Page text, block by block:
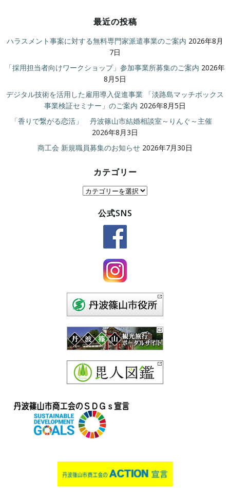
最近の投稿
ハラスメント事案に対する無料専門家派遣事業のご案内 2026年8月
7日
「採用担当者向けワークショップ」参加事業所募集のご案内 2026年
8月5日
デジタル技術を活用した雇用導入促進事業 「淡路島マッチボックス
事業検証セミナー」のご案内 2026年8月5日
「香りで繋がる恋活」 丹波篠山市結婚相談室～りんぐ～主催
2026年8月3日
商工会 新規職員募集のお知らせ 2026年7月30日
カテゴリー
カ
公式SNS